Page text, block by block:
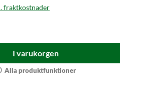
fraktkostnader
I varukorgen
Alla produktfunktioner